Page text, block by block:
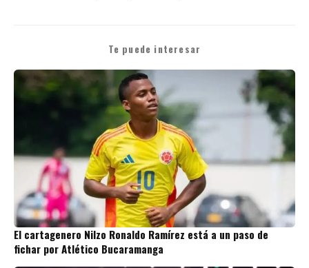
Te puede interesar
El cartagenero Nilzo Ronaldo Ramírez está a un paso de
fichar por Atlético Bucaramanga